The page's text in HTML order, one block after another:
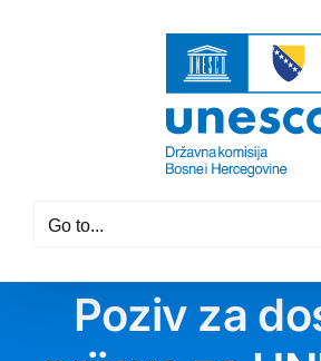
Go to...
Poziv za